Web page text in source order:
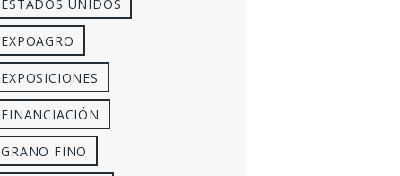
ESTADOS UNIDOS
EXPOAGRO
EXPOSICIONES
FINANCIACIÓN
GRANO FINO